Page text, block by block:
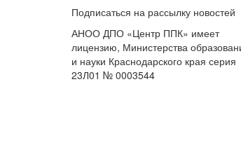
Подписаться на рассылку новостей
АНОО ДПО «Центр ППК» имеет
лицензию, Министерства
и науки Краснодарского края серия
23Л01 № 0003544